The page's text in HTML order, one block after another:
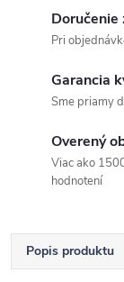
Doručenie
Pri
Garancia
Sme priamy
Overený
Viac ako
hodnotení
Popis produktu